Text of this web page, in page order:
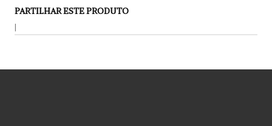
PARTILHAR ESTE PRODUTO
|